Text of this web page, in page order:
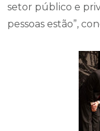
setor público e
pessoas estão”,